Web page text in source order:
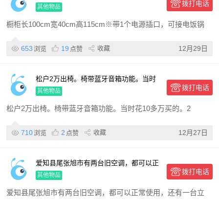
个电源插口，可接电饭锅等 ※右侧柜门里
的棚板
其他物品 拨打电话
橱柜长100cm宽40cm高115cm※带1个电源插口，可接电饭锅
653 浏览 19 点赞 收藏 12月29日
松户2万出椅。椅带蓝牙音箱功能。当时
花10多万买的。2017年受赏商品。没怎么
用。在家碍事。
其他物品 拨打电话
松户2万出椅。椅带蓝牙音箱功能。当时花10多万买的。2
710浏览 2 点赞 收藏 12月27日
爱知县尾张旭市有两台旧空调，都可以正
常使用
其他物品 拨打电话
爱知县尾张旭市有两台旧空调，都可以正常使用，还有一台立